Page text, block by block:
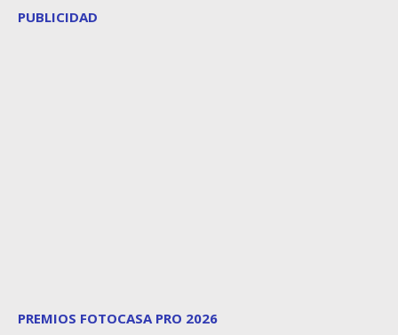
PUBLICIDAD
PREMIOS FOTOCASA PRO 2026